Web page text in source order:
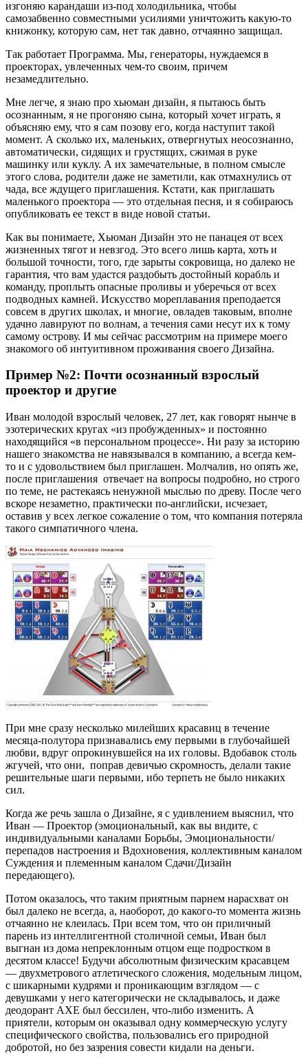
изгоняю карандаши из-под холодильника, чтобы
самозабвенно совместными усилиями уничтожить какую-то
книжонку, которую сам, нет так давно, отчаянно защищал.
Так работает Программа. Мы, генераторы, нуждаемся в
проекторах, увлеченных чем-то своим, причем
незамедлительно.
Мне легче, я знаю про хьюман дизайн, я пытаюсь быть
осознанным, я не прогоняю сына, который хочет играть, я
объясняю ему, что я сам позову его, когда наступит такой
момент. А сколько их, маленьких, отвергнутых неосознанно,
автоматически, сидящих и грустящих, сжимая в руке
машинку или куклу. А их замечательные, в полном смысле
этого слова, родители даже не заметили, как отмахнулись от
чада, все ждущего приглашения. Кстати, как приглашать
маленького проектора — это отдельная песня, и я собираюсь
опубликовать ее текст в виде новой статьи.
Как вы понимаете, Хьюман Дизайн это не панацея от всех
жизненных тягот и невзгод. Это всего лишь карта, хоть и
большой точности, того, где зарыты сокровища, но далеко не
гарантия, что вам удастся раздобыть достойный корабль и
команду, проплыть опасные проливы и уберечься от всех
подводных камней. Искусство мореплавания преподается
совсем в других школах, и многие, овладев таковым, вполне
удачно лавируют по волнам, а течения сами несут их к тому
самому острову. И мы сейчас рассмотрим на примере моего
знакомого об интуитивном проживания своего Дизайна.
Пример №2: Почти осознанный взрослый
проектор и другие
Иван молодой взрослый человек, 27 лет, как говорят нынче в
эзотерических кругах «из пробужденных» и постоянно
находящийся «в персональном процессе». Ни разу за историю
нашего знакомства не навязывался в компанию, а всегда кем-
то и с удовольствием был приглашен. Молчалив, но опять же,
после приглашения отвечает на вопросы подробно, но строго
по теме, не растекаясь ненужной мыслью по древу. После чего
вскоре незаметно, практически по-английски, исчезает,
оставив у всех легкое сожаление о том, что компания потеряла
такого симпатичного члена.
При мне сразу несколько милейших красавиц в течение
месяца-полутора признавались ему первыми в глубочайшей
любви, вдруг опрокинувшейся на их головы. Вдобавок столь
жгучей, что они, поправ девичью скромность, делали такие
решительные шаги первыми, ибо терпеть не было никаких
сил.
Когда же речь зашла о Дизайне, я с удивлением выяснил, что
Иван — Проектор (эмоциональный, как вы видите, с
индивидуальными каналами Борьбы, Эмоциональности/
перепадов настроения и Вдохновения, коллективным каналом
Суждения и племенным каналом Сдачи/Дизайн
передающего).
Потом оказалось, что таким приятным парнем нарасхват он
был далеко не всегда, а, наоборот, до какого-то момента жизнь
отчаянно не клеилась. При всем том, что он приличный
парень из интеллигентной столичной семьи, Иван был
выгнан из дома непреклонным отцом еще подростком в
десятом классе! Будучи абсолютным физическим красавцем
— двухметрового атлетического сложения, модельным лицом,
с шикарными кудрями и проникающим взглядом — с
девушками у него категорически не складывалось, и даже
деодорант AXE был бессилен, что-либо изменить. А
приятели, которым он оказывал одну коммерческую услугу
специфического свойства, пользовались его природной
добротой, но без зазрения совести кидали на деньги.